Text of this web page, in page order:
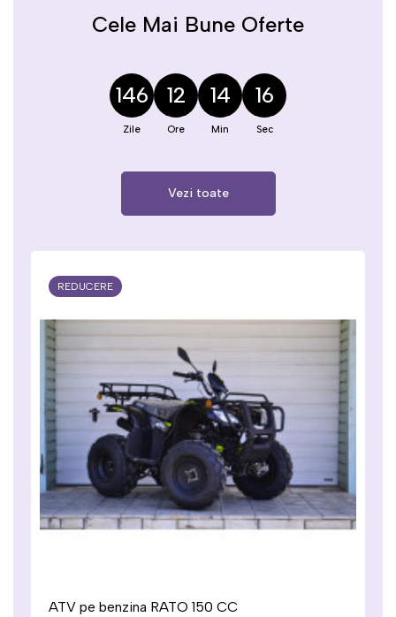
Cele Mai Bune Oferte
146 12 14 16
Vezi toate
REDUCERE
ATV pe benzina RATO 200cc